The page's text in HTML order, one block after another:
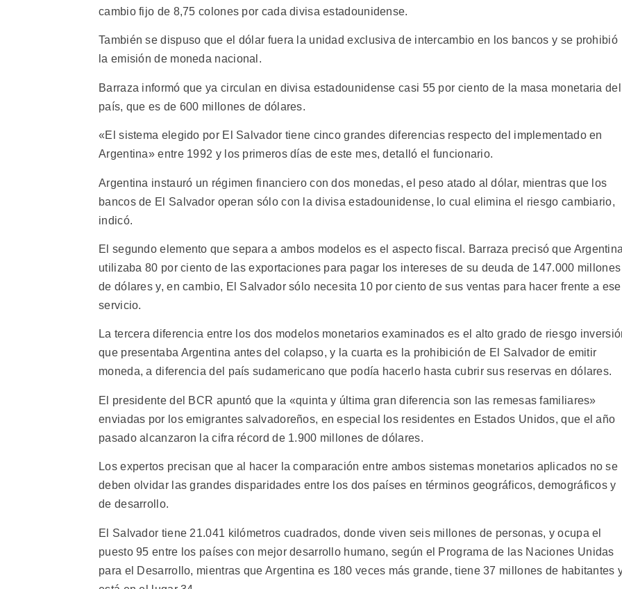
cambio fijo de 8,75 colones por cada divisa estadounidense.
También se dispuso que el dólar fuera la unidad exclusiva de intercambio en los bancos y se prohibió
la emisión de moneda nacional.
Barraza informó que ya circulan en divisa estadounidense casi 55 por ciento de la masa monetaria del
país, que es de 600 millones de dólares.
«El sistema elegido por El Salvador tiene cinco grandes diferencias respecto del implementado en
Argentina» entre 1992 y los primeros días de este mes, detalló el funcionario.
Argentina instauró un régimen financiero con dos monedas, el peso atado al dólar, mientras que los
bancos de El Salvador operan sólo con la divisa estadounidense, lo cual elimina el riesgo cambiario,
indicó.
El segundo elemento que separa a ambos modelos es el aspecto fiscal. Barraza precisó que
utilizaba 80 por ciento de las exportaciones para pagar los intereses de su deuda de 147.000 millones
de dólares y, en cambio, El Salvador sólo necesita 10 por ciento de sus ventas para hacer frente a ese
servicio.
La tercera diferencia entre los dos modelos monetarios examinados es el alto grado de riesgo
que presentaba Argentina antes del colapso, y la cuarta es la prohibición de El Salvador de emitir
moneda, a diferencia del país sudamericano que podía hacerlo hasta cubrir sus reservas en dólares.
El presidente del BCR apuntó que la «quinta y última gran diferencia son las remesas familiares»
enviadas por los emigrantes salvadoreños, en especial los residentes en Estados Unidos, que el año
pasado alcanzaron la cifra récord de 1.900 millones de dólares.
Los expertos precisan que al hacer la comparación entre ambos sistemas monetarios aplicados no se
deben olvidar las grandes disparidades entre los dos países en términos geográficos, demográficos y
de desarrollo.
El Salvador tiene 21.041 kilómetros cuadrados, donde viven seis millones de personas, y ocupa el
puesto 95 entre los países con mejor desarrollo humano, según el Programa de las Naciones Unidas
para el Desarrollo, mientras que Argentina es 180 veces más grande, tiene 37 millones de habitantes